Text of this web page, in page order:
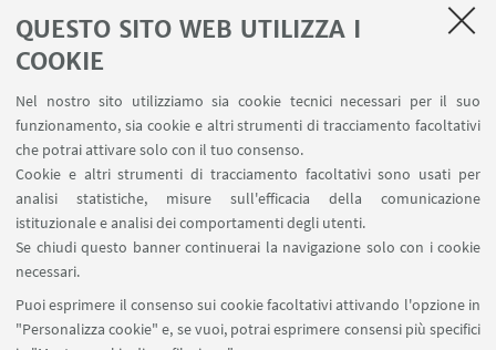
QUESTO SITO WEB UTILIZZA I
COOKIE
Nel nostro sito utilizziamo sia cookie tecnici necessari per il suo
funzionamento, sia cookie e altri strumenti di tracciamento facoltativi
che potrai attivare solo con il tuo consenso.
Cookie e altri strumenti di tracciamento facoltativi sono usati per
analisi statistiche, misure sull'efficacia della comunicazione
istituzionale e analisi dei comportamenti degli utenti.
Se chiudi questo banner continuerai la navigazione solo con i cookie
necessari.
Puoi esprimere il consenso sui cookie facoltativi attivando l'opzione in
"Personalizza cookie" e, se vuoi, potrai esprimere consensi più specifici
Teams
What is ornament?
Triennale di architettura di Lisbona 2019
Ambra Fabi e Giovanni Piovene (ENSA Marne- la-
Vallée, Paris-Est)
IN EVIDENZA
La Soffitta 2020